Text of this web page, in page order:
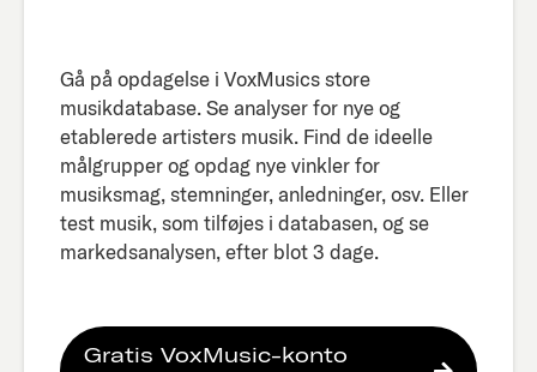
Gå på opdagelse i VoxMusics store
musikdatabase. Se analyser for nye og
etablerede artisters musik. Find de ideelle
målgrupper og opdag nye vinkler for
musiksmag, stemninger, anledninger, osv. Eller
test musik, som tilføjes i databasen, og se
markedsanalysen, efter blot 3 dage.​
Gratis VoxMusic-konto